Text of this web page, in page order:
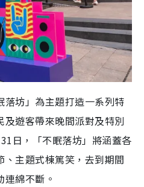
坊」為主題打造一系列特
遊客帶來晚間派對及特別
日，「不眠落坊」將涵蓋各
主題式棟篤笑，去到期間
綿不斷。